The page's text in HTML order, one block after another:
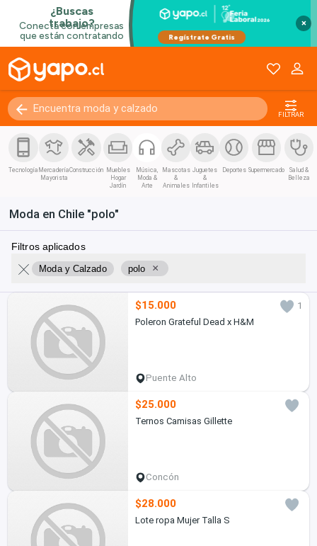
×
FILTRAR
Tecnología Mercadería
Mayorista
Construcción Muebles
Hogar
Jardín
Música,
Moda &
Arte
Mascotas
&
Animales
Juguetes
&
Infantiles
Deportes Supermercado
Salud &
Belleza
Moda en Chile "polo"
Filtros aplicados
Moda y Calzado polo ×
$15.000
1
Poleron Grateful Dead x H&M
Puente Alto
$25.000
Ternos Camisas Gillette
Concón
$28.000
Lote ropa Mujer Talla S